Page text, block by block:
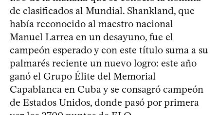
de clasificados al Mundial. Shankland, que
había reconocido al maestro nacional
Manuel Larrea en un desayuno, fue el
campeón esperado y con este título suma a su
palmarés reciente un nuevo logro: este año
ganó el Grupo Élite del Memorial
Capablanca en Cuba y se consagró campeón
de Estados Unidos, donde pasó por primera